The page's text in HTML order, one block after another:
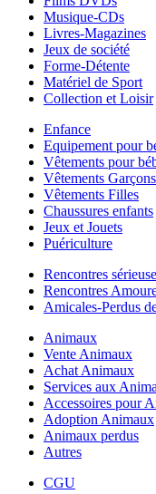
Musique-CDs
Livres-Magazines
Jeux de société
Forme-Détente
Matériel de Sport
Collection et Loisir
Enfance
Equipement pour
Vêtements pour
Vêtements Garçons
Vêtements Filles
Chaussures enfants
Jeux et Jouets
Puériculture
Rencontres
Rencontres
Amicales-Perdus
Animaux
Vente Animaux
Achat Animaux
Services aux
Accessoires pour
Adoption Animaux
Animaux perdus
Autres
CGU